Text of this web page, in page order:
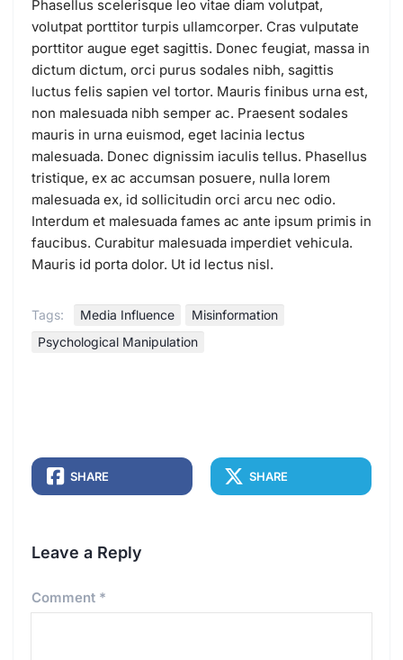
Phasellus scelerisque leo vitae diam volutpat,
volutpat porttitor turpis ullamcorper. Cras vulputate
porttitor augue eget sagittis. Donec feugiat, massa in
dictum dictum, orci purus sodales nibh, sagittis
luctus felis sapien vel tortor. Mauris finibus urna est,
non malesuada nibh semper ac. Praesent sodales
mauris in urna euismod, eget lacinia lectus
malesuada. Donec dignissim iaculis tellus. Phasellus
tristique, ex ac accumsan posuere, nulla lorem
malesuada ex, id sollicitudin orci arcu nec odio.
Interdum et malesuada fames ac ante ipsum primis in
faucibus. Curabitur malesuada imperdiet vehicula.
Mauris id porta dolor. Ut id lectus nisl.
Tags: Media Influence
Misinformation
Psychological Manipulation
SHARE SHARE
Leave a Reply
Comment *